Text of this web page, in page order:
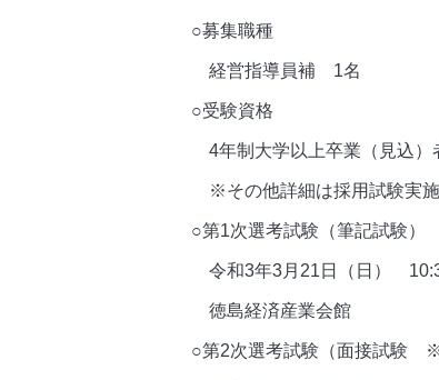
○募集職種
経営指導員補 1名
○受験資格
4年制大学以上卒業（見込
※その他詳細は採用試験実施
○第1次選考試験（筆記試験）
令和3年3月21日（日）
徳島経済産業会館
○第2次選考試験（面接試験 ※